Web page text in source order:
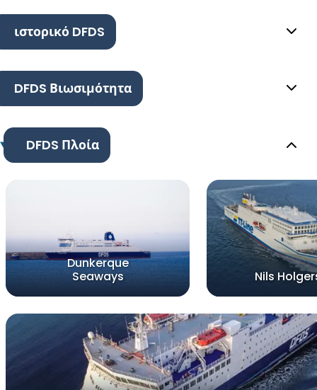
ιστορικό DFDS
DFDS Βιωσιμότητα
DFDS Πλοία
Dunkerque
Seaways
Nils